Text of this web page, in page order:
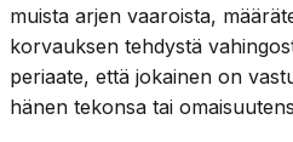
muista arjen vaaroista,
korvauksen tehdystä
periaate, että jokainen on
hänen tekonsa tai